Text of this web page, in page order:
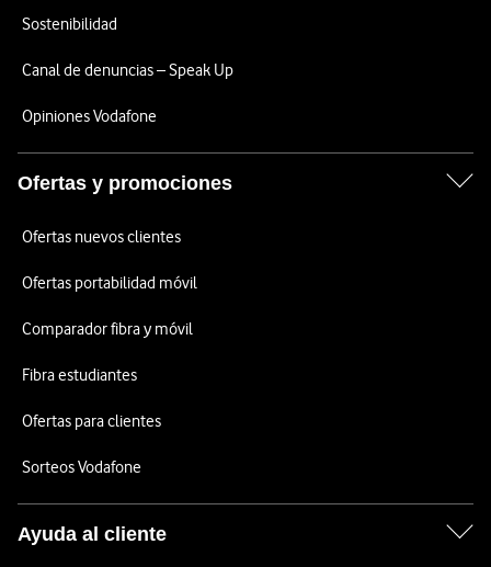
Sostenibilidad
Canal de denuncias – Speak Up
Opiniones Vodafone
Ofertas y promociones
Ofertas nuevos clientes
Ofertas portabilidad móvil
Comparador fibra y móvil
Fibra estudiantes
Ofertas para clientes
Sorteos Vodafone
Ayuda al cliente